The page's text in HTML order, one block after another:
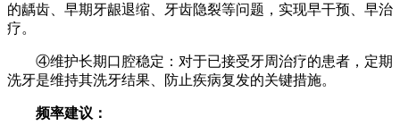
的龋齿、早期牙龈退缩、牙齿隐裂等问题，实现早干预、早治
疗。
④维护长期口腔稳定：对于已接受牙周治疗的患者，定期
洗牙是维持其洗牙结果、防止疾病复发的关键措施。
频率建议：